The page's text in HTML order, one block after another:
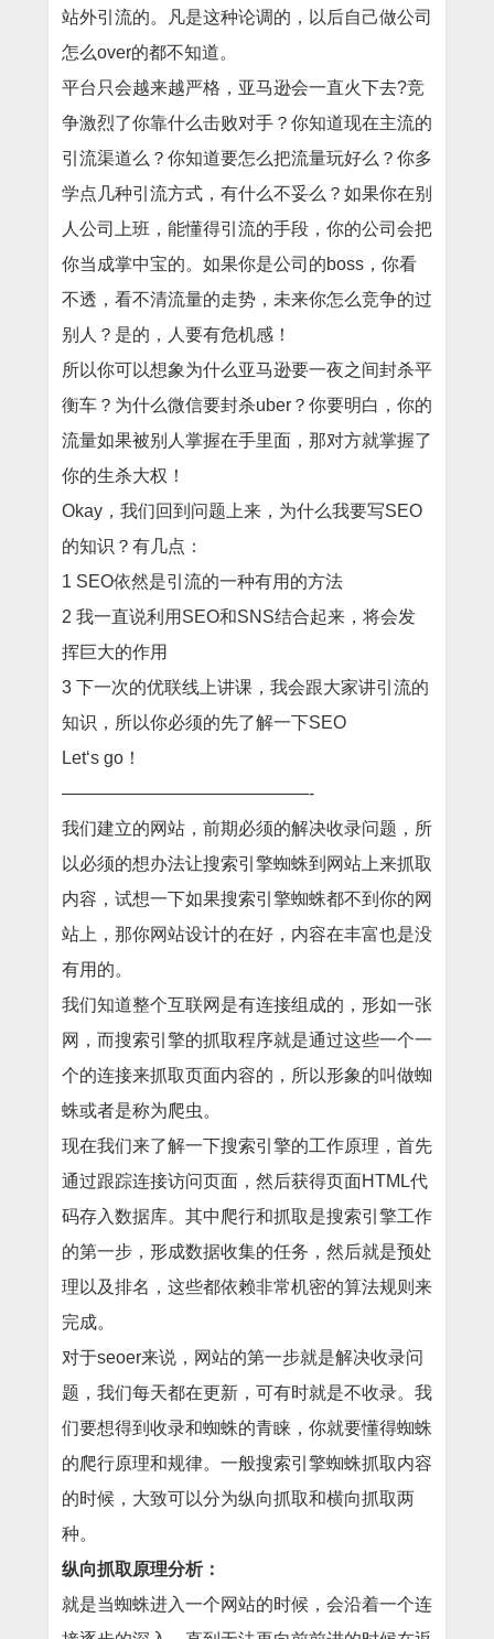
站外引流的。凡是这种论调的，以后自己做公司
怎么over的都不知道。
平台只会越来越严格，亚马逊会一直火下去?竞
争激烈了你靠什么击败对手？你知道现在主流的
引流渠道么？你知道要怎么把流量玩好么？你多
学点几种引流方式，有什么不妥么？如果你在别
人公司上班，能懂得引流的手段，你的公司会把
你当成掌中宝的。如果你是公司的boss，你看
不透，看不清流量的走势，未来你怎么竞争的过
别人？是的，人要有危机感！
所以你可以想象为什么亚马逊要一夜之间封杀平
衡车？为什么微信要封杀uber？你要明白，你的
流量如果被别人掌握在手里面，那对方就掌握了
你的生杀大权！
Okay，我们回到问题上来，为什么我要写SEO
的知识？有几点：
1 SEO依然是引流的一种有用的方法
2 我一直说利用SEO和SNS结合起来，将会发
挥巨大的作用
3 下一次的优联线上讲课，我会跟大家讲引流的
知识，所以你必须的先了解一下SEO
Let‘s go！
——————————————-
我们建立的网站，前期必须的解决收录问题，所
以必须的想办法让搜索引擎蜘蛛到网站上来抓取
内容，试想一下如果搜索引擎蜘蛛都不到你的网
站上，那你网站设计的在好，内容在丰富也是没
有用的。
我们知道整个互联网是有连接组成的，形如一张
网，而搜索引擎的抓取程序就是通过这些一个一
个的连接来抓取页面内容的，所以形象的叫做蜘
蛛或者是称为爬虫。
现在我们来了解一下搜索引擎的工作原理，首先
通过跟踪连接访问页面，然后获得页面HTML代
码存入数据库。其中爬行和抓取是搜索引擎工作
的第一步，形成数据收集的任务，然后就是预处
理以及排名，这些都依赖非常机密的算法规则来
完成。
对于seoer来说，网站的第一步就是解决收录问
题，我们每天都在更新，可有时就是不收录。我
们要想得到收录和蜘蛛的青睐，你就要懂得蜘蛛
的爬行原理和规律。一般搜索引擎蜘蛛抓取内容
的时候，大致可以分为纵向抓取和横向抓取两
种。
纵向抓取原理分析：
就是当蜘蛛进入一个网站的时候，会沿着一个连